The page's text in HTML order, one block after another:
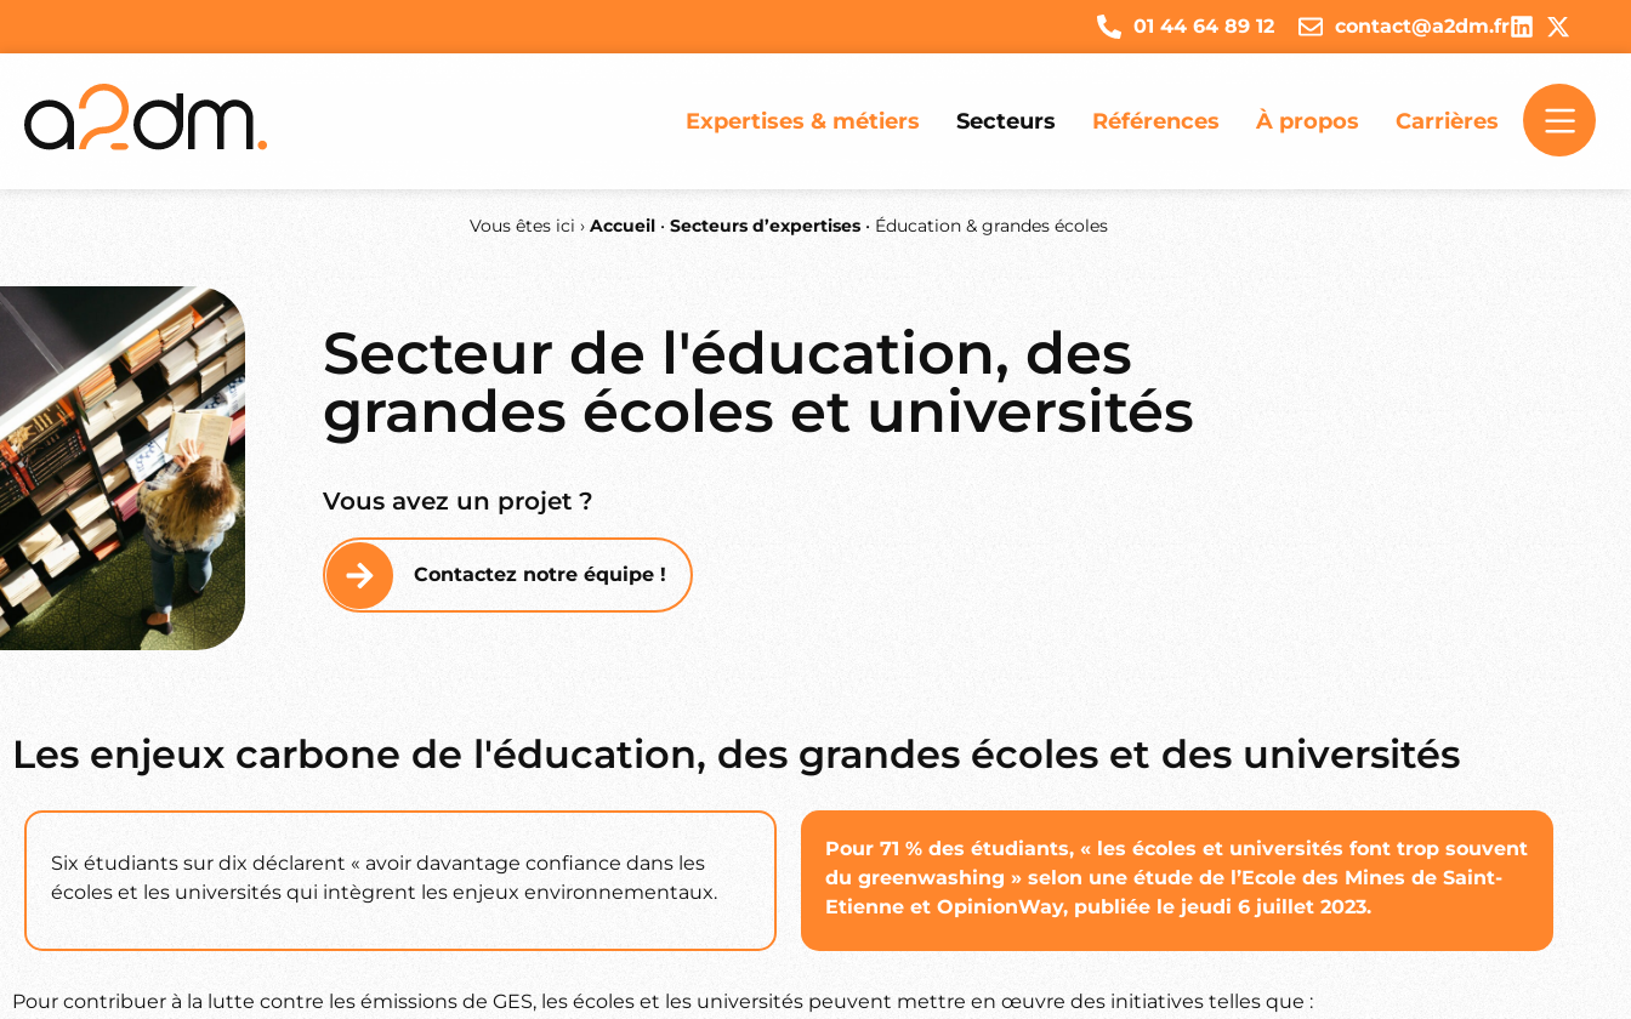
01 44 64 89 12 contact@a2dm.fr
Expertises & métiers Secteurs Références À propos Carrières
Vous êtes ici › Accueil • Secteurs d’expertises • Éducation & grandes écoles
Secteur de l'éducation, des
grandes écoles et universités
Vous avez un projet ?
Contactez notre équipe !
Les enjeux carbone de l'éducation, des grandes écoles et des universités
Six étudiants sur dix déclarent « avoir davantage confiance dans les
écoles et les universités qui intègrent les enjeux environnementaux.
Pour 71 % des étudiants, « les écoles et universités font trop souvent
du greenwashing » selon une étude de l’Ecole des Mines de Saint-
Etienne et OpinionWay, publiée le jeudi 6 juillet 2023.
Pour contribuer à la lutte contre les émissions de GES, les écoles et les universités peuvent mettre en œuvre des initiatives telles que :